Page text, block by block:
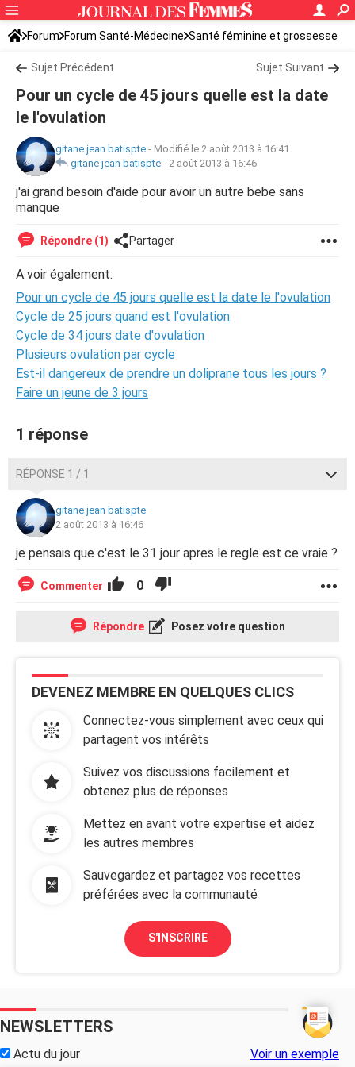
Forum Forum Santé-Médecine Santé féminine et grossesse
Sujet Précédent Sujet Suivant
Pour un cycle de 45 jours quelle est la date
le l'ovulation
gitane jean batispte - Modifié le 2 août 2013 à 16:41
gitane jean batispte - 2 août 2013 à 16:46
j'ai grand besoin d'aide pour avoir un autre bebe sans
manque
Répondre (1) Partager
A voir également:
Pour un cycle de 45 jours quelle est la date le l'ovulation
Cycle de 25 jours quand est l'ovulation
Cycle de 34 jours date d'ovulation
Plusieurs ovulation par cycle
Est-il dangereux de prendre un doliprane tous les jours ?
Faire un jeune de 3 jours
1 réponse
RÉPONSE 1 / 1
gitane jean batispte
2 août 2013 à 16:46
je pensais que c'est le 31 jour apres le regle est ce vraie ?
Commenter 0
Répondre Posez votre question
DEVENEZ MEMBRE EN QUELQUES CLICS
Connectez-vous simplement avec ceux qui
partagent vos intérêts
Suivez vos discussions facilement et
obtenez plus de réponses
Mettez en avant votre expertise et aidez
les autres membres
Sauvegardez et partagez vos recettes
préférées avec la communauté
S'INSCRIRE
NEWSLETTERS
Actu du jour Voir un exemple